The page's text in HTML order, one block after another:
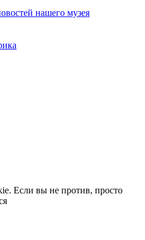
нашего музея
Если вы не против, просто